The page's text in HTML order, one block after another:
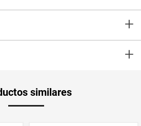
+
+
similares